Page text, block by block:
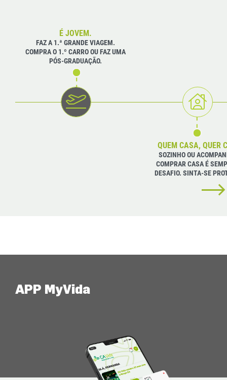
É JOVEM.
FAZ A 1.ª GRANDE VIAGEM.
COMPRA O 1.º CARRO OU FAZ UMA
PÓS-GRADUAÇÃO.
QUEM CASA, QUER
SOZINHO OU
COMPRAR CASA É
DESAFIO. SINTA-SE
APP MyVida